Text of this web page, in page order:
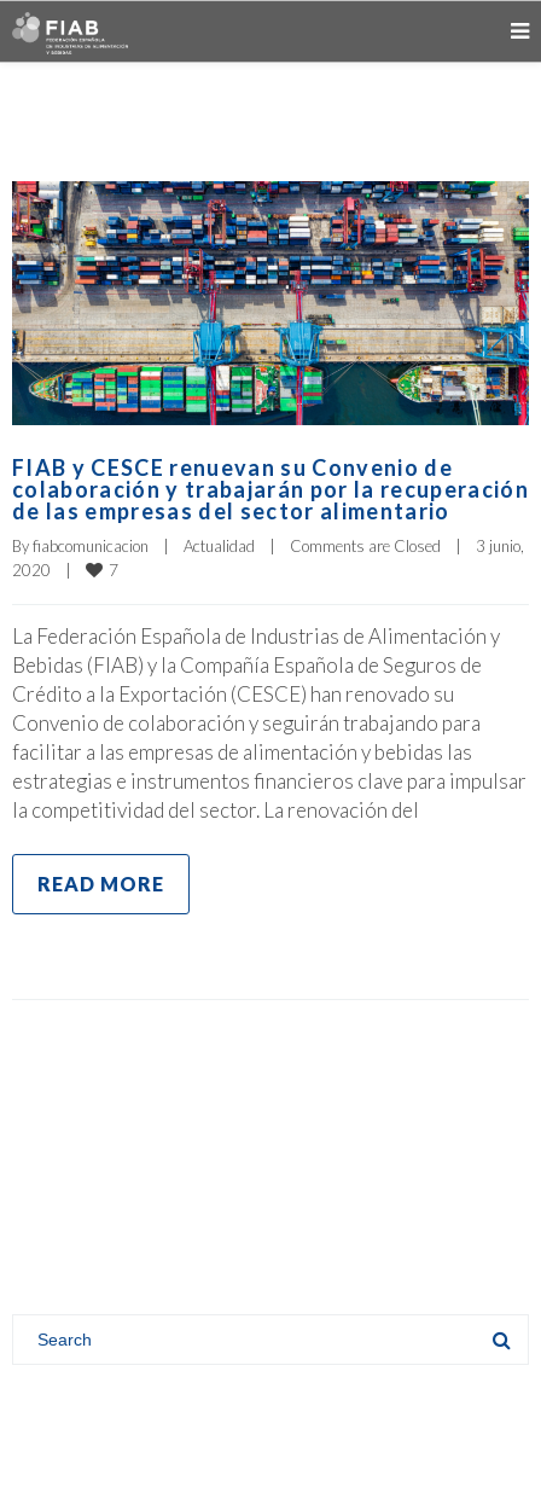
FIAB y CESCE renuevan su Convenio de
colaboración y trabajarán por la recuperación
de las empresas del sector alimentario
By fiabcomunicacion Actualidad Comments are Closed
3 junio,
2020
7
La Federación Española de Industrias de Alimentación y
Bebidas (FIAB) y la Compañía Española de Seguros de
Crédito a la Exportación (CESCE) han renovado su
Convenio de colaboración y seguirán trabajando para
facilitar a las empresas de alimentación y bebidas las
estrategias e instrumentos financieros clave para impulsar
la competitividad del sector. La renovación del
READ MORE